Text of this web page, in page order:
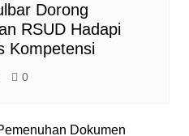
Dorong
RSUD Hadapi
Kompetensi
0